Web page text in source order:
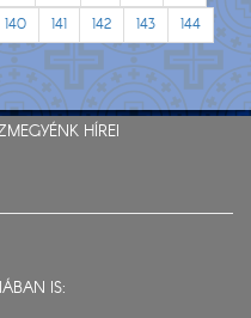
140 141 142 143
144
HÍREI
IS: